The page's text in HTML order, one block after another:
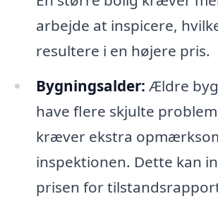
arbejde at inspicere,
resultere i en højere pris.
Bygningsalder: Ældre
have flere skjulte
kræver ekstra
inspektionen. Dette kan
prisen for